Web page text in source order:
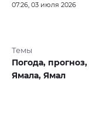
07:26, 03 июля 2026
Темы
Погода, прогноз,
Ямала, Ямал